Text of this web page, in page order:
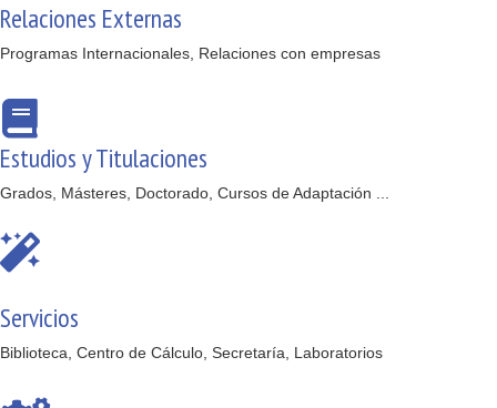
Relaciones Externas
Programas Internacionales, Relaciones con empresas
Estudios y Titulaciones
Grados, Másteres, Doctorado, Cursos de Adaptación ...
Servicios
Biblioteca, Centro de Cálculo, Secretaría, Laboratorios